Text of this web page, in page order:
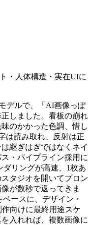
・人体構造・実在UIに
デルで、「AI画像っぽ
しました。看板の崩れ
のかかった色調、惜し
は読み取れ、反射は正
継ぎはぎではなくネイ
・パイプライン採用に
ダリングが高速、1枚あ
タジオを開いてプロン
が数秒で返ってきま
ースに、デザイン・
向けに最終用途スケ
入れれば、複数画像に